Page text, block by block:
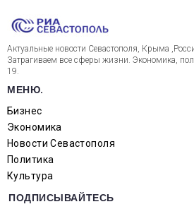
Актуальные новости Севастополя, Крыма
Затрагиваем все сферы жизни. Экономика,
19.
МЕНЮ.
Бизнес
Экономика
Новости Севастополя
Политика
Культура
ПОДПИСЫВАЙТЕСЬ